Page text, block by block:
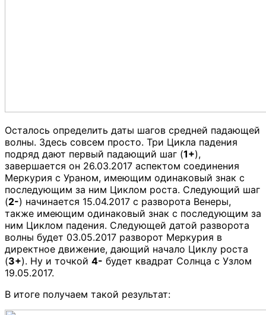
Осталось определить даты шагов средней падающей
волны. Здесь совсем просто. Три Цикла падения
подряд дают первый падающий шаг (1+),
завершается он 26.03.2017 аспектом соединения
Меркурия с Ураном, имеющим одинаковый знак с
последующим за ним Циклом роста. Следующий шаг
(2-) начинается 15.04.2017 с разворота Венеры,
также имеющим одинаковый знак с последующим за
ним Циклом падения. Следующей датой разворота
волны будет 03.05.2017 разворот Меркурия в
директное движение, дающий начало Циклу роста
(3+). Ну и точкой 4- будет квадрат Солнца с Узлом
19.05.2017.
В итоге получаем такой результат: